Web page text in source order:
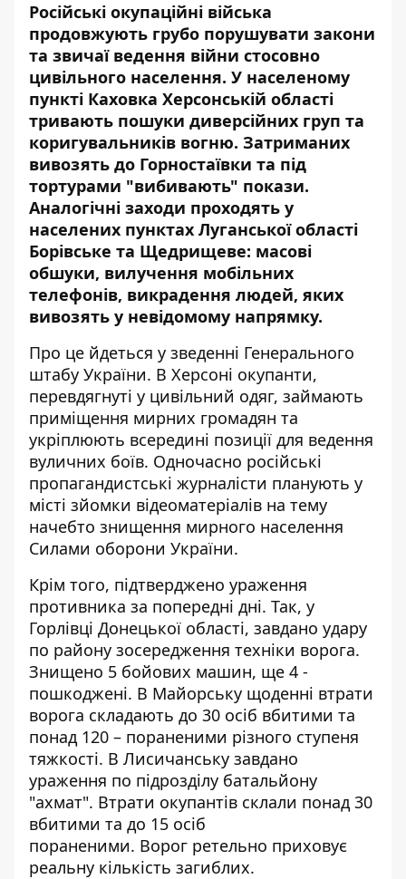
Російські окупаційні війська
продовжують грубо порушувати закони
та звичаї ведення війни стосовно
цивільного населення. У населеному
пункті Каховка Херсонській області
тривають пошуки диверсійних груп та
коригувальників вогню. Затриманих
вивозять до Горностаївки та під
тортурами "вибивають" покази.
Аналогічні заходи проходять у
населених пунктах Луганської області
Борівське та Щедрищеве: масові
обшуки, вилучення мобільних
телефонів, викрадення людей, яких
вивозять у невідомому напрямку.
Про це йдеться у зведенні Генерального
штабу України. В Херсоні окупанти,
перевдягнуті у цивільний одяг, займають
приміщення мирних громадян та
укріплюють всередині позиції для ведення
вуличних боїв. Одночасно російські
пропагандистські журналісти планують у
місті зйомки відеоматеріалів на тему
начебто знищення мирного населення
Силами оборони України.
Крім того, підтверджено ураження
противника за попередні дні. Так, у
Горлівці Донецької області, завдано удару
по району зосередження техніки ворога.
Знищено 5 бойових машин, ще 4 -
пошкоджені. В Майорську щоденні втрати
ворога складають до 30 осіб вбитими та
понад 120 – пораненими різного ступеня
тяжкості. В Лисичанську завдано
ураження по підрозділу батальйону
"ахмат". Втрати окупантів склали понад 30
вбитими та до 15 осіб
пораненими. Ворог ретельно приховує
реальну кількість загиблих.